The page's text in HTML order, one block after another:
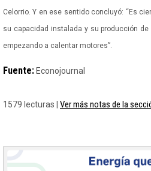
Celorrio. Y en ese sentido concluyó: “Es
su capacidad instalada y su producción
empezando a calentar motores”.
Fuente: Econojournal
1579 lecturas | Ver más notas de la